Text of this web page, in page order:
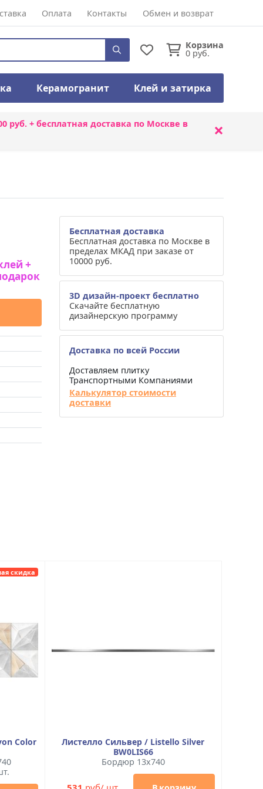
Оплата Контакты Обмен и возврат
Корзина
0 руб.
Керамогранит Клей и затирка
руб. + бесплатная доставка по Москве в ×
+
Бесплатная доставка
Бесплатная доставка по Москве в
пределах МКАД при заказе от
10000 руб.
3D дизайн-проект бесплатно
Скачайте бесплатную
дизайнерскую программу
Доставка по всей России
Доставляем плитку
Транспортными Компаниями
Калькулятор стоимости
доставки
скидка
Color
Листелло Сильвер / Listello Silver
BW0LIS66
Бордюр 13x740